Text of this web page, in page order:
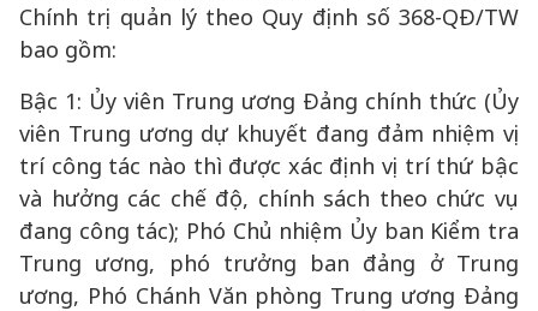
Chính trị quản lý theo Quy định số 368-QĐ/TW
bao gồm:
Bậc 1: Ủy viên Trung ương Đảng chính thức (Ủy
viên Trung ương dự khuyết đang đảm nhiệm vị
trí công tác nào thì được xác định vị trí thứ bậc
và hưởng các chế độ, chính sách theo chức vụ
đang công tác); Phó Chủ nhiệm Ủy ban Kiểm tra
Trung ương, phó trưởng ban đảng ở Trung
ương, Phó Chánh Văn phòng Trung ương Đảng